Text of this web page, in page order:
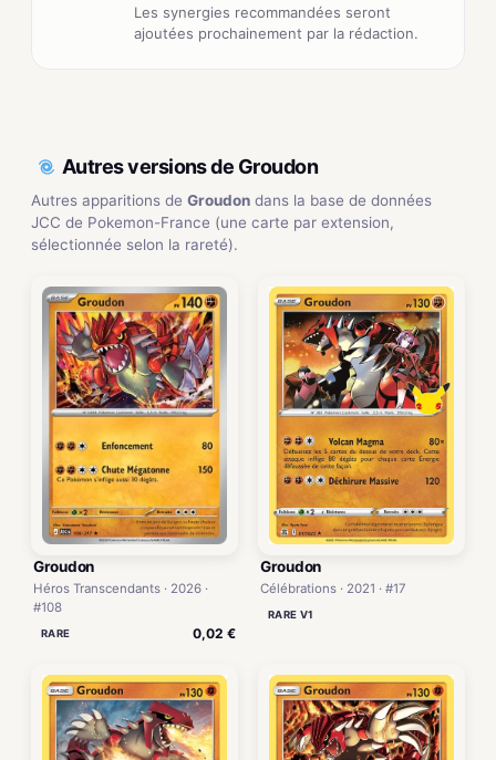
Les synergies recommandées seront
ajoutées prochainement par la rédaction.
Autres versions de Groudon
Autres apparitions de Groudon dans la base de données
JCC de Pokemon-France (une carte par extension,
sélectionnée selon la rareté).
Groudon
Héros Transcendants · 2026 ·
#108
RARE 0,02 €
Groudon
Célébrations · 2021 · #17
RARE V1